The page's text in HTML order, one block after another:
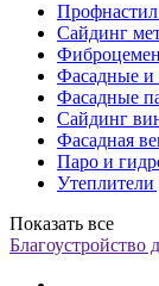
Профнастил
Сайдинг
Фасадные и
Фасадные
Сайдинг
Фасадная
Паро и
Утеплители
Показать все
Благоустройство